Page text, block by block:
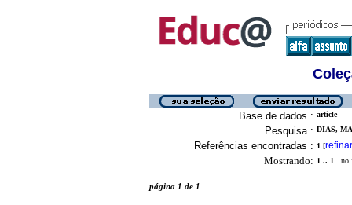
Base de dados : article
Pesquisa : DIAS,
Referências encontradas : 1 [refinar
Mostrando: 1 .. 1 no
página 1 de 1